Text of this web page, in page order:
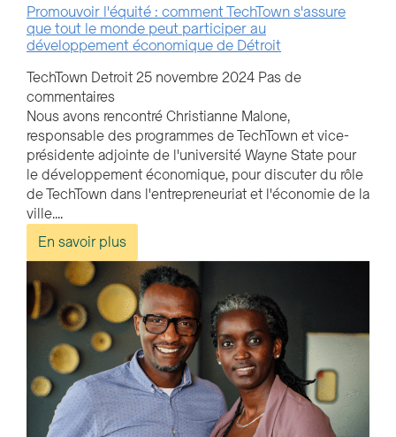
Promouvoir l'équité : comment TechTown s'assure
que tout le monde peut participer au
développement économique de Détroit
TechTown Detroit25 novembre 2024 Pas de
commentaires
Nous avons rencontré Christianne Malone,
responsable des programmes de TechTown et vice-
présidente adjointe de l'université Wayne State pour
le développement économique, pour discuter du rôle
de TechTown dans l'entrepreneuriat et l'économie de la
ville....
En savoir plus